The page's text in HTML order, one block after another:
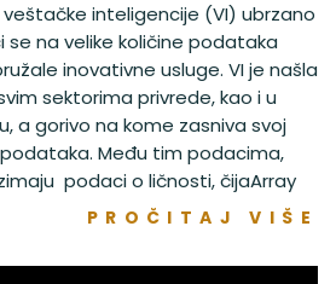
inteligencije (VI) ubrzano
se na velike količine podataka
inovativne usluge. VI je našla
sektorima privrede, kao i u
a gorivo na kome zasniva svoj
Među tim podacima,
podaci o ličnosti, čijaArray
PROČITAJ VIŠE